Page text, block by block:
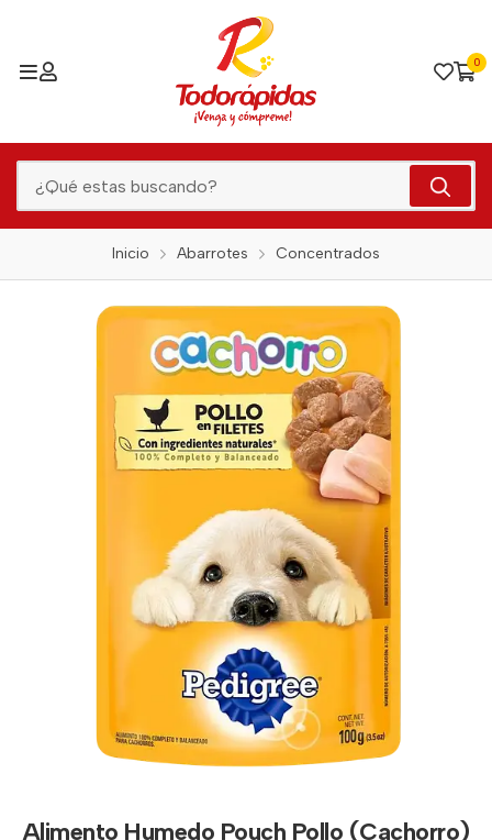
0
Inicio Abarrotes Concentrados
Alimento Humedo Pouch Pollo (Cachorro)